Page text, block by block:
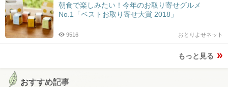
朝食で楽しみたい！今年のお取り寄せグルメ
No.1「ベストお取り寄せ大賞 2018」
おとりよせネット
9516
もっと見る
おすすめ記事